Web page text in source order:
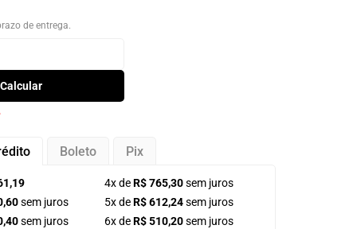
de entrega.
Calcular
Boleto Pix
sem juros
sem juros
4x deR$ 765,30sem juros
5x deR$ 612,24sem juros
6x deR$ 510,20sem juros